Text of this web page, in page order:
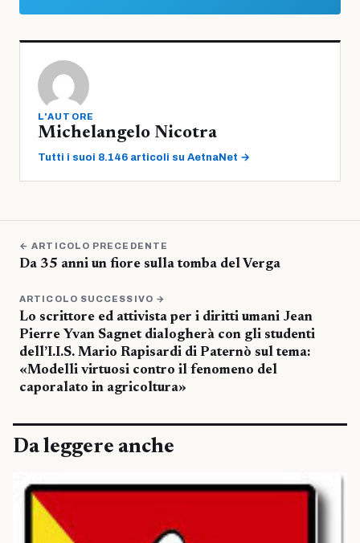
L'AUTORE
Michelangelo Nicotra
Tutti i suoi 8.146 articoli su AetnaNet →
← ARTICOLO PRECEDENTE
Da 35 anni un fiore sulla tomba del Verga
ARTICOLO SUCCESSIVO →
Lo scrittore ed attivista per i diritti umani Jean
Pierre Yvan Sagnet dialogherà con gli studenti
dell’I.I.S. Mario Rapisardi di Paternò sul tema:
«Modelli virtuosi contro il fenomeno del
caporalato in agricoltura»
Da leggere anche